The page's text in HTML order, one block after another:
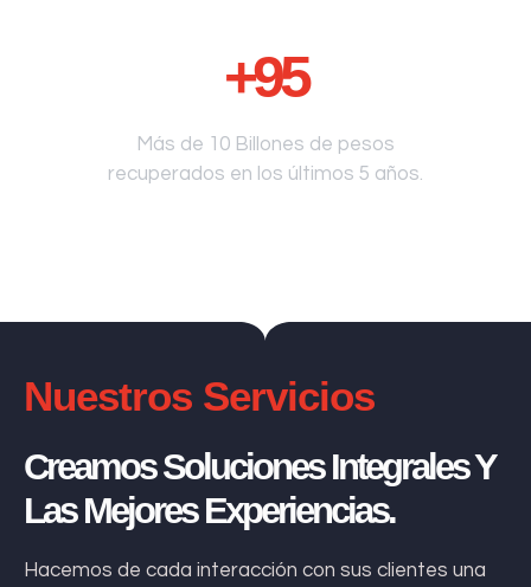
+95
Más de 10 Billones de pesos
recuperados en los últimos 5 años.
Nuestros Servicios
Creamos Soluciones Integrales Y
Las Mejores Experiencias.
Hacemos de cada interacción con sus clientes una